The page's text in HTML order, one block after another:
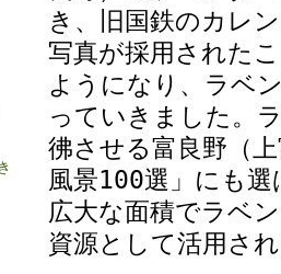
き、旧国鉄のカレ
写真が採用された
ようになり、ラベ
っていきました。
彿させる富良野（
風景100選」にも
広大な面積でラベ
資源として活用さ